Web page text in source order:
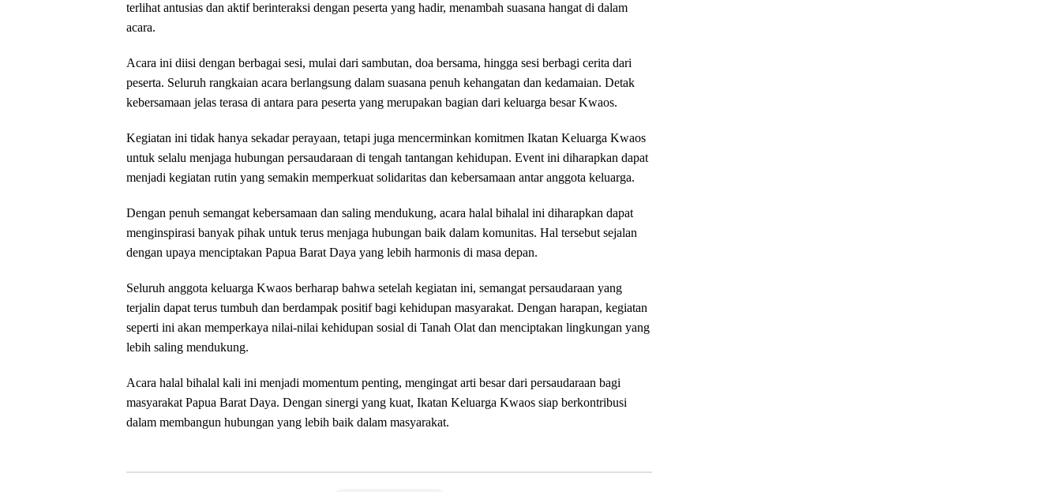
terlihat antusias dan aktif berinteraksi dengan peserta yang hadir, menambah suasana hangat di dalam
acara.
Acara ini diisi dengan berbagai sesi, mulai dari sambutan, doa bersama, hingga sesi berbagi cerita dari
peserta. Seluruh rangkaian acara berlangsung dalam suasana penuh kehangatan dan kedamaian. Detak
kebersamaan jelas terasa di antara para peserta yang merupakan bagian dari keluarga besar Kwaos.
Kegiatan ini tidak hanya sekadar perayaan, tetapi juga mencerminkan komitmen Ikatan Keluarga Kwaos
untuk selalu menjaga hubungan persaudaraan di tengah tantangan kehidupan. Event ini diharapkan dapat
menjadi kegiatan rutin yang semakin memperkuat solidaritas dan kebersamaan antar anggota keluarga.
Dengan penuh semangat kebersamaan dan saling mendukung, acara halal bihalal ini diharapkan dapat
menginspirasi banyak pihak untuk terus menjaga hubungan baik dalam komunitas. Hal tersebut sejalan
dengan upaya menciptakan Papua Barat Daya yang lebih harmonis di masa depan.
Seluruh anggota keluarga Kwaos berharap bahwa setelah kegiatan ini, semangat persaudaraan yang
terjalin dapat terus tumbuh dan berdampak positif bagi kehidupan masyarakat. Dengan harapan, kegiatan
seperti ini akan memperkaya nilai-nilai kehidupan sosial di Tanah Olat dan menciptakan lingkungan yang
lebih saling mendukung.
Acara halal bihalal kali ini menjadi momentum penting, mengingat arti besar dari persaudaraan bagi
masyarakat Papua Barat Daya. Dengan sinergi yang kuat, Ikatan Keluarga Kwaos siap berkontribusi
dalam membangun hubungan yang lebih baik dalam masyarakat.